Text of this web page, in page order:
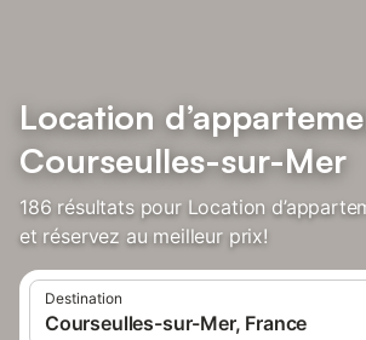
Location
Courseulles-sur-Mer
186 résultats pour Location
et réservez au meilleur prix!
Destination
Courseulles-sur-Mer, France